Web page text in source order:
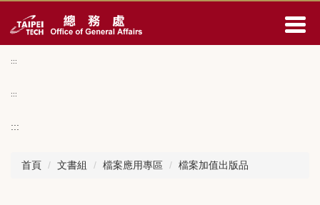
到
區
:::
:::
:::
首頁 文書組 檔案應用專區 檔案加值出版品